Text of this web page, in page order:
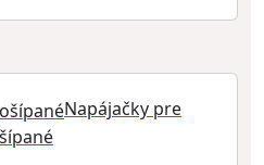
Napájačky pre